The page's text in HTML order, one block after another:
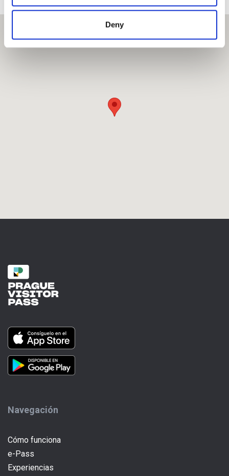
Deny
Navegación
Cómo funciona
e-Pass
Experiencias